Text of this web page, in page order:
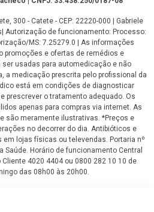
300 - Catete - CEP: 22220-000 | Gabriele
Autorização de funcionamento: Processo:
MS: 7.25279.0 | As informações
promoções e ofertas de remédios e
usadas para automedicação e não
a medicação prescrita pelo profissional da
está em condições de diagnosticar
prescrever o tratamento adequado. Os
apenas para compras via internet. As
são meramente ilustrativas. *Preços e
no decorrer do dia. Antibióticos e
lojas físicas ou televendas. Portaria nº
Saúde. Horário de funcionamento Central
4020 4404 ou 0800 282 10 10 de
das 08h00 às 20h00.